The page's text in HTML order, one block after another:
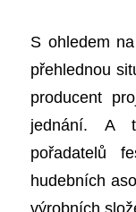
S ohledem
přehlednou
producent
jednání. A
pořadatelů
hudebních